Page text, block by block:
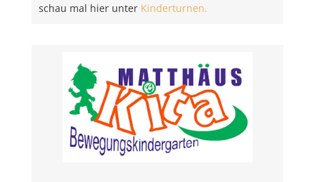
schau mal hier unter Kinderturnen.